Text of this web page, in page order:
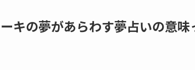
キの夢があらわす夢占いの意味